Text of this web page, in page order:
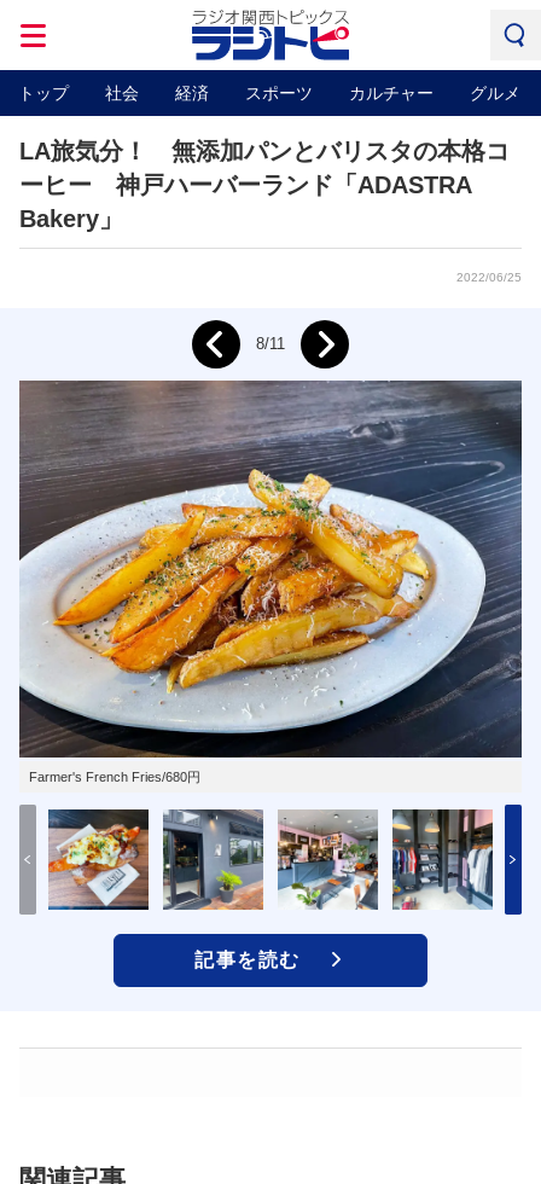
トップ 社会 経済 スポーツ カルチャー グルメ
LA旅気分！ 無添加パンとバリスタの本格コ
ーヒー 神戸ハーバーランド「ADASTRA
Bakery」
2022/06/25
Farmer's French Fries/680円
Prev 8/11 Next
記事を読む